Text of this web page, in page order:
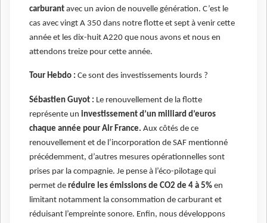
carburant avec un avion de nouvelle génération. C’est le
cas avec vingt A 350 dans notre flotte et sept à venir cette
année et les dix-huit A220 que nous avons et nous en
attendons treize pour cette année.
Tour Hebdo : Ce sont des investissements lourds ?
Sébastien Guyot : Le renouvellement de la flotte
représente un investissement d’un milliard d’euros
chaque année pour Air France. Aux côtés de ce
renouvellement et de l’incorporation de SAF mentionné
précédemment, d’autres mesures opérationnelles sont
prises par la compagnie. Je pense à l’éco-pilotage qui
permet de réduire les émissions de CO2 de 4 à 5% en
limitant notamment la consommation de carburant et
réduisant l’empreinte sonore. Enfin, nous développons